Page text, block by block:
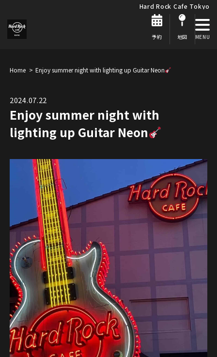
Hard Rock Cafe Tokyo
予約 地図
Home Enjoy summer night with lighting up Guitar Neon
2024.07.22
Enjoy summer night with
lighting up Guitar Neon